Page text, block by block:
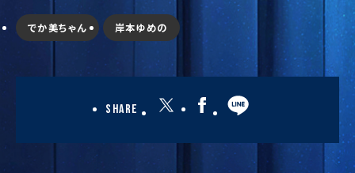
でか美ちゃん 岸本ゆめの
Share